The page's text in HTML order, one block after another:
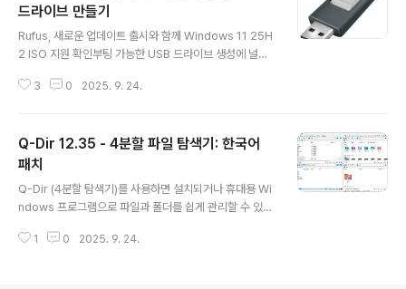
드라이브 만들기
Rufus, 새로운 업데이트 출시와 함께 Windows 11 25H
2 ISO 지원 확인부팅 가능한 USB 드라이브 생성에 널리
추가하는 새로운 사전 출시 업데이트를 출시했습니다. 최
수 있도록 지원합니다. 마침 Microsoft가 오늘 이 ISO를
출시했습니다.이 기능은 Microsoft가 올해 6월에 발표한
향후 규정 준수 요구 사항에 맞춰 배포 미디어를 준비하는
모든 사용자에게 중요한 추가 기능입니다.이 업데이트에는
었지만, 현재는 UDF (Universal Di..
3 0 2025. 9. 24.
Q-Dir 12.35 - 4분할 파일 탐색기: 한국어
패치
Q-Dir (4분할 탐색기)를 사용하면 설치되거나 휴대용 Wi
ndows 프로그램으로 파일과 폴더를 쉽게 관리할 수 있습
크 및 기타 스토리지 장치에 빠르고 쉽게 액세스할 수 있습
1 0 2025. 9. 24.